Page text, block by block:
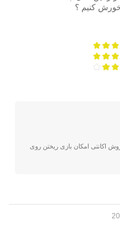
5.05 است ولی با روش اکانتی امکان بازی ریختن روی